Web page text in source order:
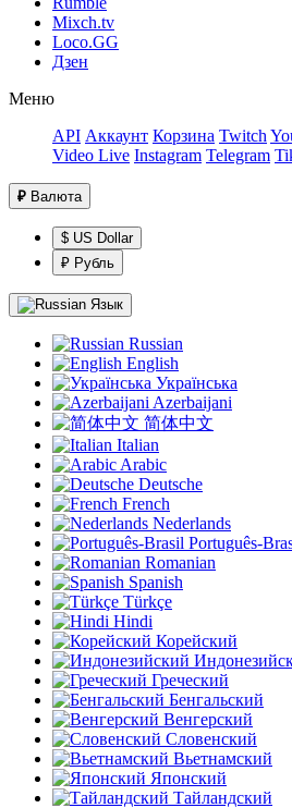
Mixch.tv
Loco.GG
Дзен
Меню
API Аккаунт Корзина Twitch
Video Live Instagram Telegram
₽ Валюта
$ US Dollar
₽ Рубль
Язык
Russian
English
Українська
Azerbaijani
简体中文
Italian
Arabic
Deutsche
French
Nederlands
Português-
Romanian
Spanish
Türkçe
Hindi
Корейский
Греческий
Бенгальский
Венгерский
Словенский
Вьетнамский
Японский
Тайландский